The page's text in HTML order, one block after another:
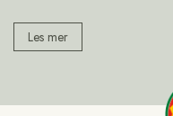
Les mer